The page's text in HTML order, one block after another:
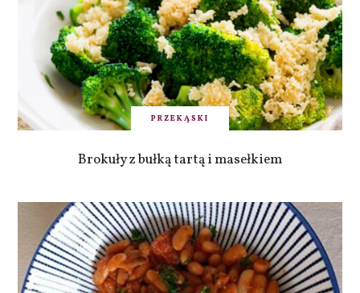
PRZEKĄSKI
Brokuły z bułką tartą i masełkiem